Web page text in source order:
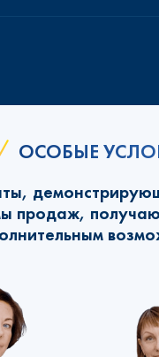
ОСОБЫЕ
продаж,